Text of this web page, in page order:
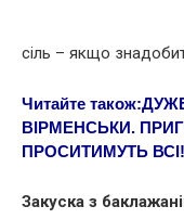
сіль – якщо
Читайте також:
ВІРМEНСЬКИ.
ПРОСИТИМУТЬ ВСІ!
Закуска з